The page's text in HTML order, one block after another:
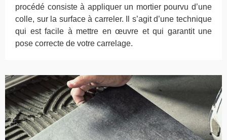
procédé consiste à appliquer un mortier pourvu d’une
colle, sur la surface à carreler. Il s’agit d’une technique
qui est facile à mettre en œuvre et qui garantit une
pose correcte de votre carrelage.